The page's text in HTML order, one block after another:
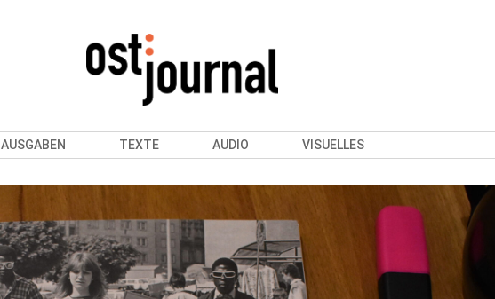
AUSGABEN TEXTE AUDIO VISUELLES